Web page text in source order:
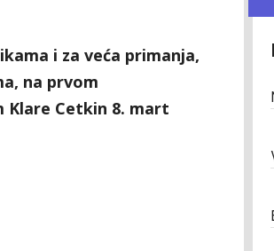
i za veća primanja,
na prvom
Klare Cetkin 8. mart